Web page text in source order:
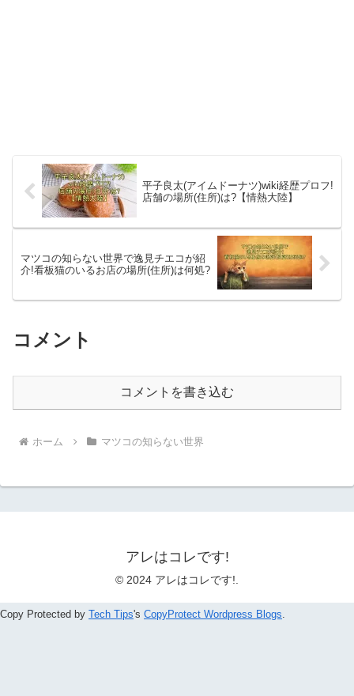
平子良太(アイムドーナツ)wiki経歴プロフ!
店舗の場所(住所)は?【情熱大陸】
マツコの知らない世界で逸見チエコが紹
介!看板猫のいるお店の場所(住所)は何処?
コメント
コメントを書き込む
ホーム マツコの知らない世界
アレはコレです!
© 2024 アレはコレです!.
Copy Protected by Tech Tips's CopyProtect Wordpress Blogs